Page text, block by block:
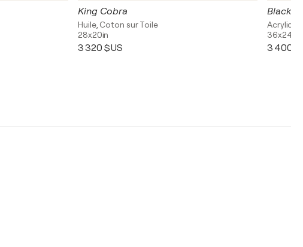
King Cobra
Huile, Coton sur Toile
28x20in
3 320 $US
Black
36x24in
3 400